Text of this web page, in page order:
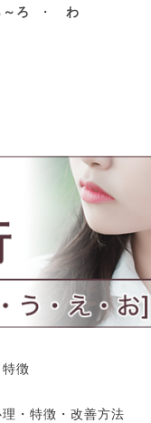
～ろ ・ わ
特徴
・特徴・改善方法